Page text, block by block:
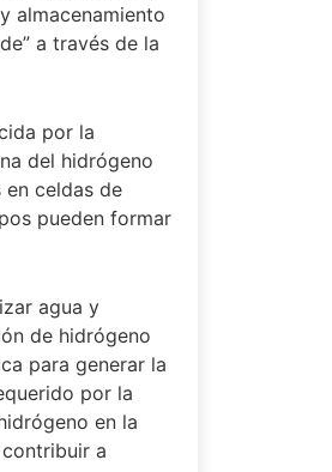
almacenamiento
a través de la
por la
del hidrógeno
en celdas de
pueden formar
agua y
de hidrógeno
para generar la
por la
en la
a